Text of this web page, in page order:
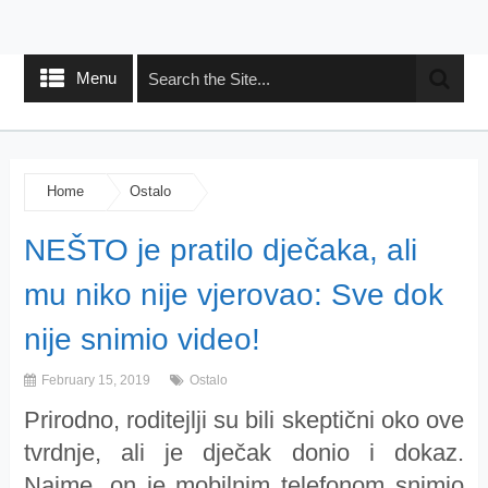
Menu
Home Ostalo
NEŠTO je pratilo dječaka, ali
mu niko nije vjerovao: Sve dok
nije snimio video!
February 15, 2019 Ostalo
Prirodno, roditejlji su bili skeptični oko ove
tvrdnje, ali je dječak donio i dokaz.